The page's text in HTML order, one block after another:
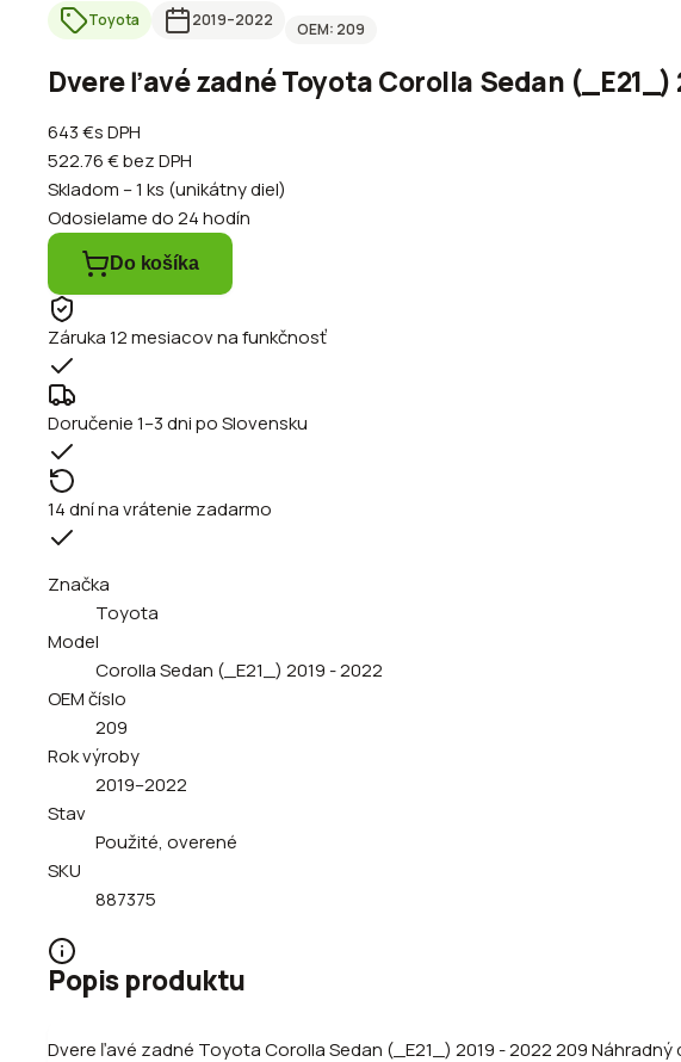
Toyota 2019–2022 OEM: 209
Dvere ľavé zadné Toyota Corolla Sedan (_E21_)
643 €s DPH
522.76 €bez DPH
Skladom – 1 ks (unikátny diel)
Odosielame do 24 hodín
Do košíka
Záruka 12 mesiacov na funkčnosť
Doručenie 1–3 dni po Slovensku
14 dní na vrátenie zadarmo
Značka
Toyota
Model
Corolla Sedan (_E21_) 2019 - 2022
OEM číslo
209
Rok výroby
2019–2022
Stav
Použité, overené
SKU
887375
Popis produktu
Dvere ľavé zadné Toyota Corolla Sedan (_E21_) 2019 - 2022 209 Náhradný